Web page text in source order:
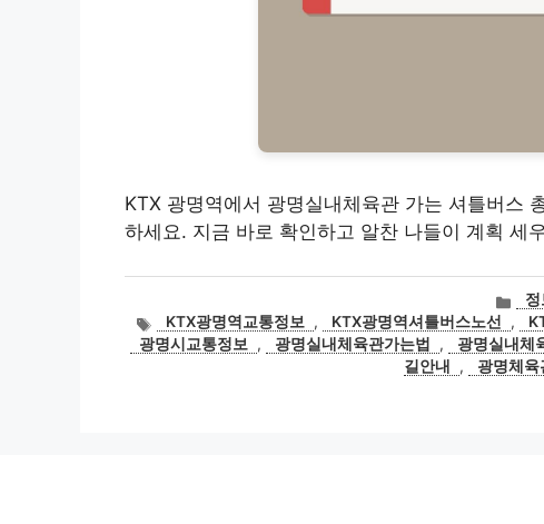
KTX 광명역에서 광명실내체육관 가는 셔틀버스
하세요. 지금 바로 확인하고 알찬 나들이 계획 세
카
테
고
리
정
태
그
KTX광명역교통정보 , KTX광명역셔틀버스노선 ,
광명시교통정보
, 광명실내체육관가는법 , 광명실내체
길안내
, 광명체육